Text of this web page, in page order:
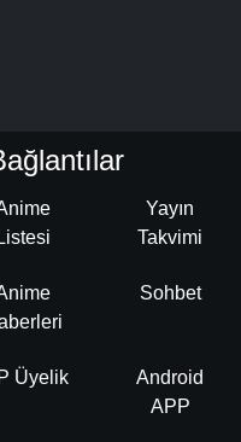
Yayın
Takvimi
Sohbet
Üyelik
Android
APP